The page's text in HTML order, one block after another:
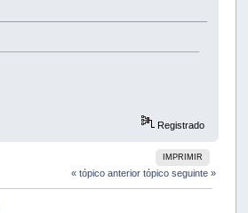
Registrado
IMPRIMIR
« tópico anterior tópico seguinte »